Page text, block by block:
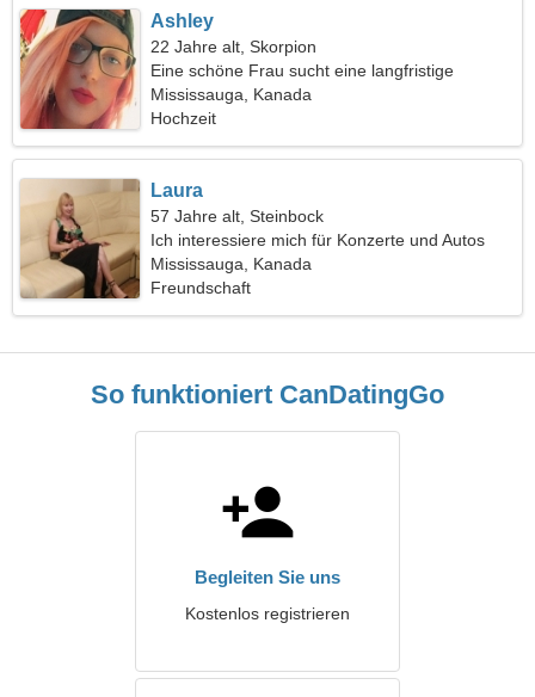
Ashley
22 Jahre alt, Skorpion
Eine schöne Frau sucht eine langfristige
Beziehung
Mississauga, Kanada
Hochzeit
Laura
57 Jahre alt, Steinbock
Ich interessiere mich für Konzerte und Autos
Mississauga, Kanada
Freundschaft
So funktioniert CanDatingGo
Begleiten Sie uns
Kostenlos registrieren